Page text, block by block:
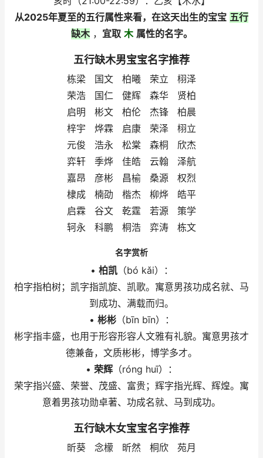
从2025年夏至的五行属性来看，在这天出生的宝宝 五行
缺木， 宜取 木 属性的名字。
五行缺木男宝宝名字推荐
栋梁 国文 柏曦 荣立 栩泽
荣浩 国仁 健辉 森华 贤柏
启明 彬文 柏伦 杰锋 柏晨
梓宇 烨霖 启康 荣泽 栩立
元俊 浩永 松棠 森桐 欣杰
弈轩 季烨 佳皓 云翰 泽航
嘉昂 彦彬 昌榆 桑源 权烈
棣成 楠劭 楷杰 柳烨 皓平
启霖 谷文 乾霆 若源 策学
轲永 科鹏 桐浩 弈涛 栋文
名字赏析
• 柏凯（bó kǎi）：
柏字指柏树；凯字指凯旋、凯歌。寓意男孩功成名就、马
到成功、满载而归。
• 彬彬（bīn bīn）：
彬字指丰盛，也用于形容形容人文雅有礼貌。寓意男孩才
德兼备，文质彬彬，博学多才。
• 荣辉 （róng huī）：
荣字指兴盛、荣誉、茂盛、富贵；辉字指光辉、辉煌。寓
意着男孩功勋卓著、功成名就、马到成功。
五行缺木女宝宝名字推荐
昕葵 念檬 昕然 桐欣 苑月